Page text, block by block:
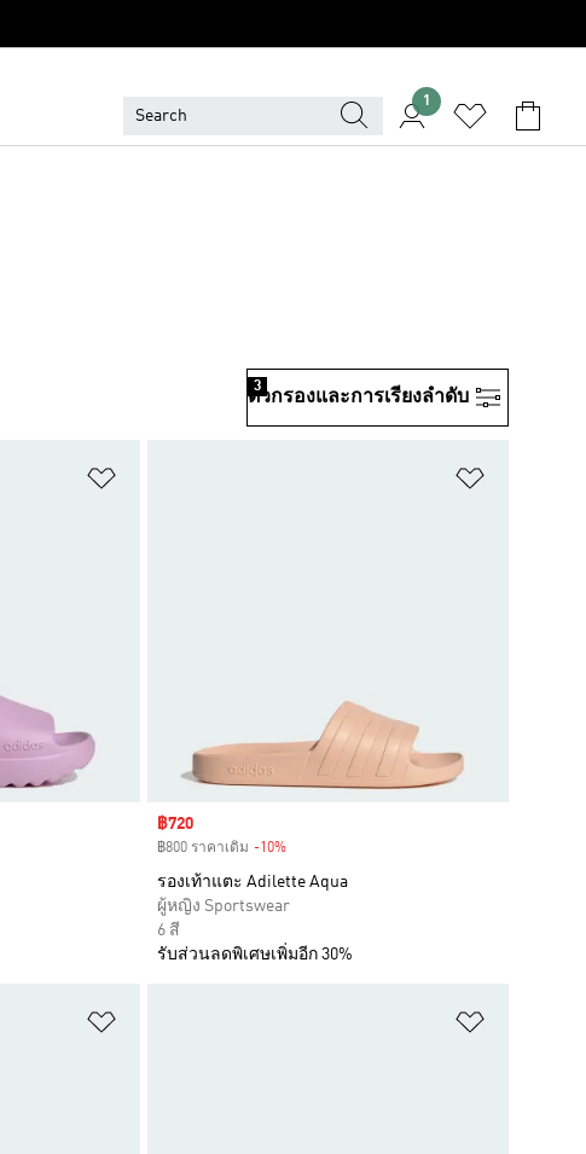
1
ตัวกรองและการเรียงลําดับ
3
Sale price
฿720
฿800 ราคาเดิม -10%Discount
รองเท้าแตะ Adilette Aqua
ผู้หญิง Sportswear
6 สี
รับส่วนลดพิเศษเพิ่มอีก 30%